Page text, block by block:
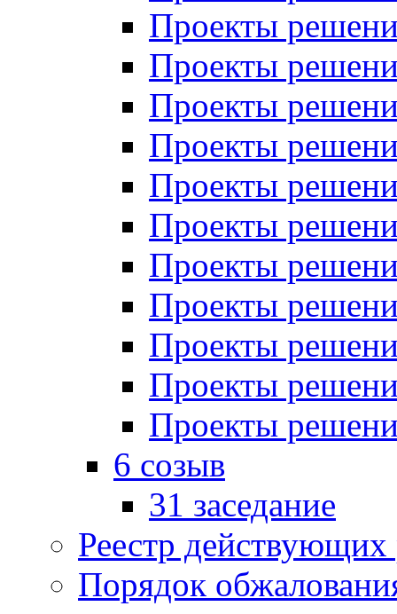
Проекты
Проекты
Проекты
Проекты
Проекты
Проекты
Проекты
Проекты
Проекты
Проекты
Проекты
6 созыв
31 заседание
Реестр
Порядок